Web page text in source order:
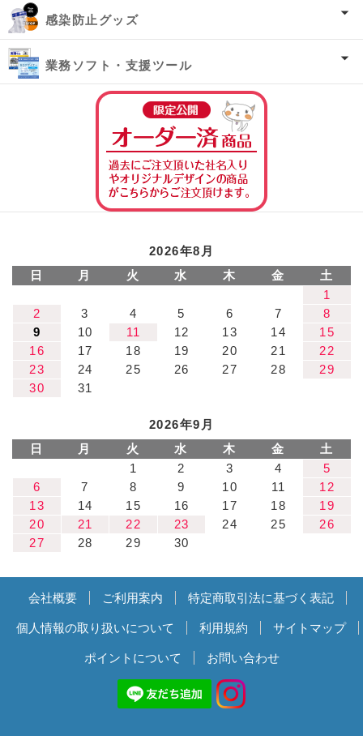
感染防止グッズ
業務ソフト・支援ツール
2026年8月
日
月 火 水 木 金
土
1
2
3 4 5 6 7
8
9
10 11 12 13 14
15
16
17 18 19 20 21
22
23
24 25 26 27 28
29
30
31
2026年9月
日
月 火 水 木 金
土
1
2 3 4
5
6
7 8 9 10 11
12
13
14 15 16 17 18
19
20
21 22 23 24 25
26
27
28 29 30
会社概要 ご利用案内 特定商取引法に基づく表記
個人情報の取り扱いについて 利用規約 サイトマップ
ポイントについて お問い合わせ